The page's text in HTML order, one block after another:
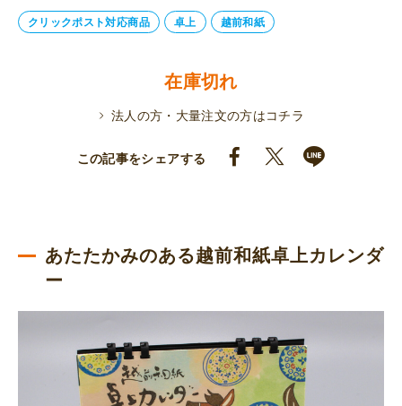
クリックポスト対応商品 卓上 越前和紙
在庫切れ
法人の方・大量注文の方はコチラ
この記事をシェアする
あたたかみのある越前和紙卓上カレンダ
ー